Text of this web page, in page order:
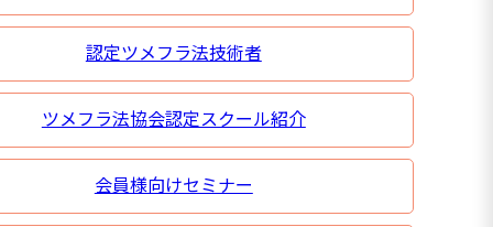
認定ツメフラ法技術者
ツメフラ法協会認定スクール紹介
会員様向けセミナー